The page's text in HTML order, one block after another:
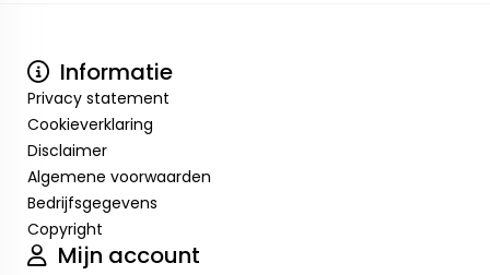
Informatie
Privacy statement
Cookieverklaring
Disclaimer
Algemene voorwaarden
Bedrijfsgegevens
Copyright
Mijn account